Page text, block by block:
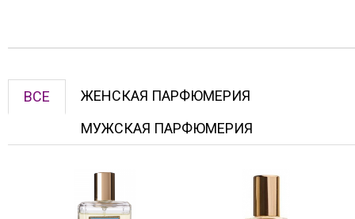
ВСЕ
ЖЕНСКАЯ ПАРФЮМЕРИЯ
МУЖСКАЯ ПАРФЮМЕРИЯ